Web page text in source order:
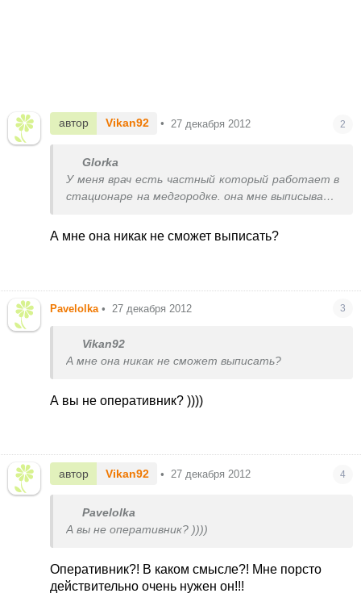
автор Vikan92 • 27 декабря 2012 2
Glorka
У меня врач есть частный который работает в
стационаре на медгородке. она мне выписывает
А мне она никак не сможет выписать?
Pavelolka • 27 декабря 2012 3
Vikan92
А мне она никак не сможет выписать?
А вы не оперативник? ))))
автор Vikan92 • 27 декабря 2012 4
Pavelolka
А вы не оперативник? ))))
Оперативник?! В каком смысле?! Мне порсто
действительно очень нужен он!!!